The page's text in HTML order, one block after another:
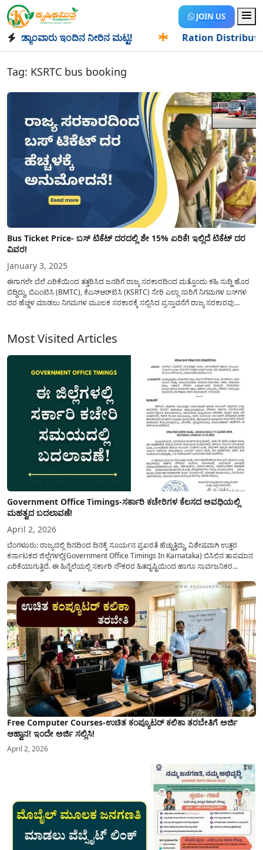
JOIN US
ಇಂದಿನ ನೀರಿನ ಮಟ್ಟ! Ration Distribution-
Tag: KSRTC bus booking
Bus Ticket Price- ಬಸ್ ಟಿಕೆಟ್ ದರದಲ್ಲಿ ಶೇ 15% ಏರಿಕೆ! ಇಲ್ಲಿದೆ ಟಿಕೆಟ್ ದರ
ವಿವರ!
January 3, 2025
ಈಗಾಗಲೇ ಬೆಲೆ ಏರಿಕೆಯಿಂದ ತತ್ತರಿಸಿದ ಜನರಿಗೆ ರಾಜ್ಯ ಸರಕಾರದಿಂದ ಮತ್ತೊಂದು ಕಹಿ ಸುದ್ದಿ ಹೊರ
ಬಿದ್ದಿದ್ದು, ಬಿಎಂಟಿಸಿ (BMTC), ಕೆಎಸ್‌ಆರ್‌ಟಿಸಿ (KSRTC) ಸೇರಿ ಎಲ್ಲಾ ಸಾರಿಗೆ ನಿಗಮಗಳ ಬಸ್‌ಗಳ
ದರ ಹೆಚ್ಚಳ ಮಾಡಲು ನಿಗಮಗಳ ಮೂಲಕ ಸರಕಾರಕ್ಕೆ ಸಲ್ಲಿಸಿದ ಪ್ರಸ್ತಾವನೆಗೆ ರಾಜ್ಯ ಸರಕಾರವು
Most Visited Articles
Government Office Timings-ಸರ್ಕಾರಿ ಕಚೇರಿಗಳ ಕೆಲಸದ ಅವಧಿಯಲ್ಲಿ
ಮಹತ್ವದ ಬದಲಾವಣೆ!
April 2, 2026
ಬೆಂಗಳೂರು: ರಾಜ್ಯದಲ್ಲಿ ದಿನದಿಂದ ದಿನಕ್ಕೆ ಸೂರ್ಯನ ಪ್ರಖರತೆ ಹೆಚ್ಚುತ್ತಿದ್ದು, ವಿಶೇಷವಾಗಿ ಉತ್ತರ
ಕರ್ನಾಟಕದ ಜಿಲ್ಲೆಗಳಲ್ಲಿ(Government Office Timings In Karnataka) ಬಿಸಿಲಿನ ತಾಪಮಾನ
ಏರಿಕೆಯಾಗುತ್ತಿದೆ. ಈ ಹಿನ್ನೆಲೆಯಲ್ಲಿ ಸರ್ಕಾರಿ ನೌಕರರ ಹಿತದೃಷ್ಟಿಯಿಂದ ಹಾಗೂ ಸಾರ್ವಜನಿಕರ
ಮತ್ತು ಕಲ್ಯಾಣ ಕರ್ನಾಟಕದ ಒಟ್ಟು 9 ಜಿಲ್ಲೆಗಳಲ್ಲಿ ಏಪ್ರಿಲ್...
Free Computer Courses-ಉಚಿತ ಕಂಪ್ಯೂಟರ್ ಕಲಿಕಾ ತರಬೇತಿಗೆ ಅರ್ಜಿ
ಆಹ್ವಾನ! ಇಂದೇ ಅರ್ಜಿ ಸಲ್ಲಿಸಿ!
April 2, 2026